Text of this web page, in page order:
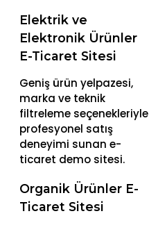
Elektrik ve
Elektronik Ürünler
E-Ticaret Sitesi
Geniş ürün yelpazesi,
marka ve teknik
filtreleme seçenekleriyle
profesyonel satış
deneyimi sunan e-
ticaret demo sitesi.
Organik Ürünler E-
Ticaret Sitesi